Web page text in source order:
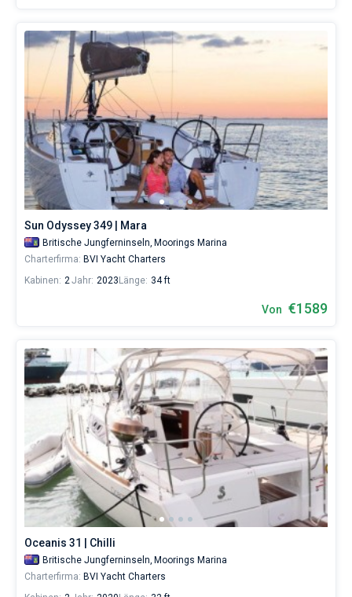
Sun Odyssey 349 | Mara
Britische Jungferninseln, Moorings Marina
Charterfirma: BVI Yacht Charters
Kabinen: 2Jahr: 2023 Länge: 34 ft
Von €1589
Oceanis 31 | Chilli
Britische Jungferninseln, Moorings Marina
Charterfirma: BVI Yacht Charters